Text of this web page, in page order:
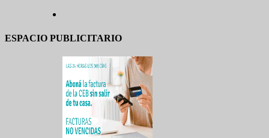
ESPACIO PUBLICITARIO